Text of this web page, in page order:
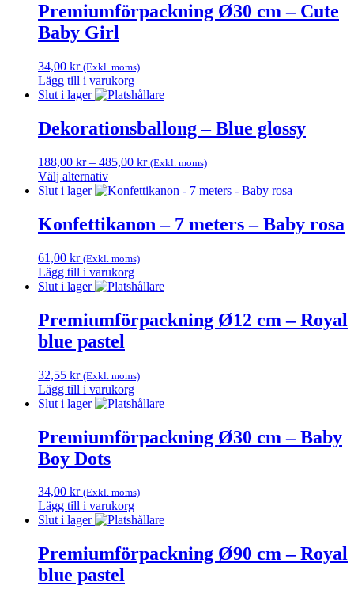
Premiumförpackning Ø30 cm – Cute
Baby Girl
34,00 kr (Exkl. moms)
Lägg till i varukorg
Slut i lager
Dekorationsballong – Blue glossy
188,00 kr – 485,00 krPrisintervall:
till
(Exkl. moms)
Välj alternativ
Den
produkten
har
varianter.
De
olika
kan
väljas
på
Slut i lager
Konfettikanon – 7 meters – Baby rosa
61,00 kr (Exkl. moms)
Lägg till i varukorg
Slut i lager
Premiumförpackning Ø12 cm – Royal
blue pastel
32,55 kr (Exkl. moms)
Lägg till i varukorg
Slut i lager
Premiumförpackning Ø30 cm – Baby
Boy Dots
34,00 kr (Exkl. moms)
Lägg till i varukorg
Slut i lager
Premiumförpackning Ø90 cm – Royal
blue pastel